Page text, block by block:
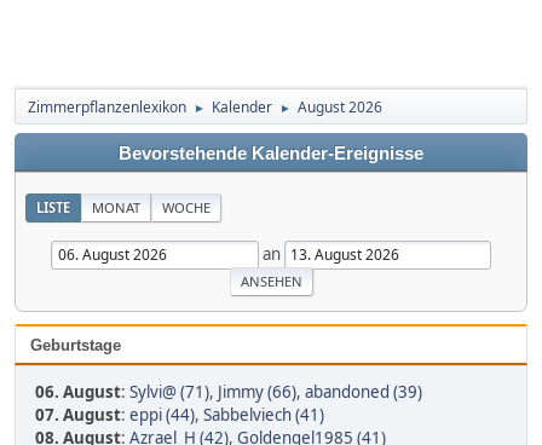
Zimmerpflanzenlexikon ► Kalender ► August 2026
Bevorstehende Kalender-Ereignisse
LISTE MONAT WOCHE
an
Geburtstage
06. August: Sylvi@ (71), Jimmy (66), abandoned (39)
07. August: eppi (44), Sabbelviech (41)
08. August: Azrael_H (42), Goldengel1985 (41)